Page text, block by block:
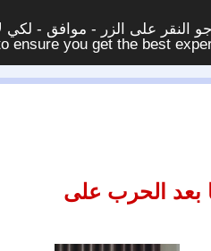
النقر على الزر - موافق - لكي
ensure you get the best
بعد الحرب على